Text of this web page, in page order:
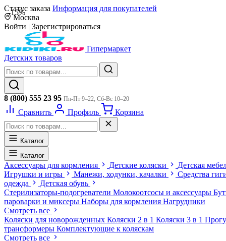
Статус заказа Информация для покупателей
Москва
Войти | Зарегистрироваться
Гипермаркет
Детских товаров
8 (800) 555 23 95 Пн-Пт 9–22, Сб-Вс 10–20
Сравнить Профиль Корзина
Каталог
Каталог
Аксессуары для кормления Детские коляски
Детская
Игрушки и игры
Манежи, ходунки, качалки
Средства
одежда
Детская обувь
Стерилизаторы-подогреватели Молокоотсосы и аксессуары
пароварки и миксеры Наборы для кормления Нагрудники
Смотреть все
Коляски для новорожденных Коляски 2 в 1 Коляски 3 в 1
трансформеры Комплектующие к коляскам
Смотреть все
-15%